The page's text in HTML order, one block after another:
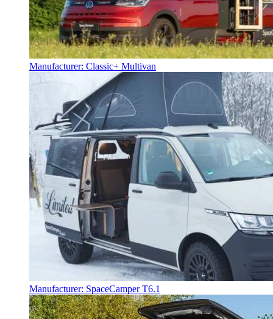
Manufacturer: Classic+ Multivan
Manufacturer: SpaceCamper T6.1